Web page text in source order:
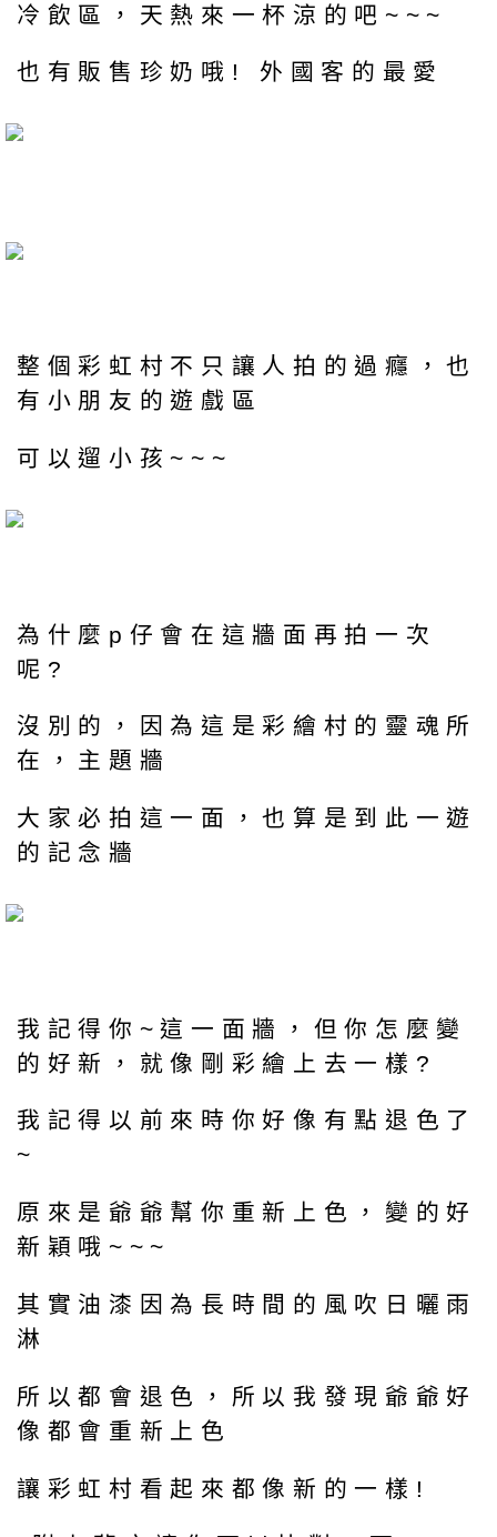
冷飲區，天熱來一杯涼的吧~~~
也有販售珍奶哦! 外國客的最愛
整個彩虹村不只讓人拍的過癮，也
有小朋友的遊戲區
可以遛小孩~~~
為什麼p仔會在這牆面再拍一次
呢?
沒別的，因為這是彩繪村的靈魂所
在，主題牆
大家必拍這一面，也算是到此一遊
的記念牆
我記得你~這一面牆，但你怎麼變
的好新，就像剛彩繪上去一樣?
我記得以前來時你好像有點退色了
~
原來是爺爺幫你重新上色，變的好
新穎哦~~~
其實油漆因為長時間的風吹日曬雨
淋
所以都會退色，所以我發現爺爺好
像都會重新上色
讓彩虹村看起來都像新的一樣!